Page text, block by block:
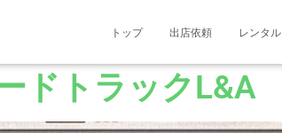
トップ 出店依頼 レンタル
ドトラックL&A